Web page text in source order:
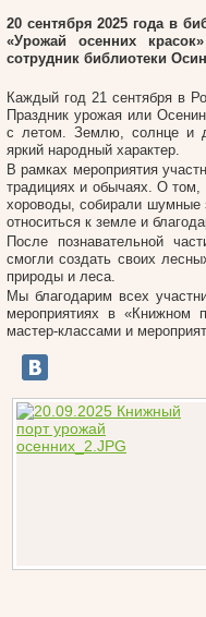
20 сентября 2025 года в
«Урожай осенних
сотрудник библиотеки
Каждый год 21 сентября в
Праздник урожая или
с летом. Землю, солнце и
яркий народный характер.
В рамках мероприятия
традициях и обычаях. О том,
хороводы, собирали шумные
относиться к земле и
После познавательной
смогли создать своих
природы и леса.
Мы благодарим всех
мероприятиях в «Книжном
мастер-классами и